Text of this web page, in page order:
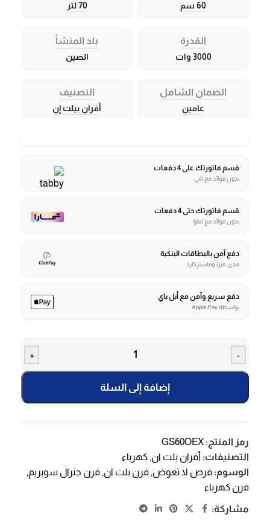
60 سم 70 لتر
القدرة
3000 وات
بلد المنشأ
الصين
الضمان الشامل
عامين
التصنيف
أفران بيلت إن
قسم فاتورتك على 4 دفعات
بدون فوائد مع تابي
قسم فاتورتك حتى 4 دفعات
بدون فوائد مع تمارا
دفع آمن بالبطاقات البنكية
مدى، فيزا، وماستركارد
دفع سريع وآمن مع أبل باي
بواسطة Apple Pay
-
+
إضافة إلى السلة
رمز المنتج: GS60OEX
التصنيفات: أفران بلت ان, كهرباء
الوسوم: فرص لا تعوض, فرن بلت ان, فرن جنرال سوبريم,
فرن كهرباء
مشاركة: